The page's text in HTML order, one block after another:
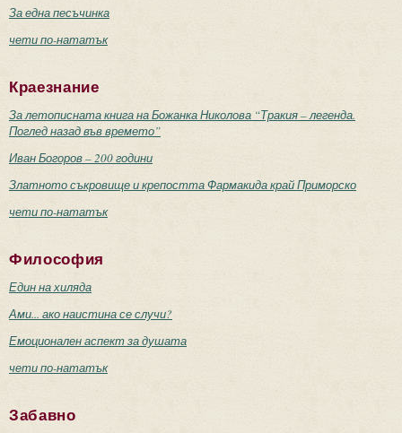
За една песъчинка
чети по-нататък
Краезнание
За летописната книга на Божанка Николова “Тракия – легенда.
Поглед назад във времето”
Иван Богоров – 200 години
Златното съкровище и крепостта Фармакида край Приморско
чети по-нататък
Философия
Един на хиляда
Ами... ако наистина се случи?
Емоционален аспект за душата
чети по-нататък
Забавно